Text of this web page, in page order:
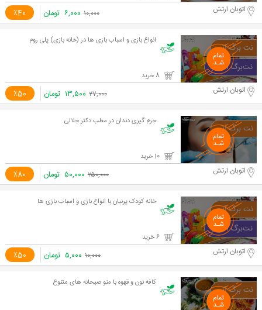
٪40 اتوبان ارتش ۱۰,۰۰۰ ۶,۰۰۰ تومان
انواع بازی و اسباب بازی ها در (خانه بازی) پلی روم
٪50 اتوبان ارتش ۲۷,۰۰۰ ۱۳,۵۰۰ تومان
جرم گیری دندان در مطب دکتر جلالی
٪80 اتوبان ارتش ۲۵۰,۰۰۰ ۵۰,۰۰۰ تومان
خانه کودک پرنیان با انواع بازی و اسباب بازی ها
٪50 اتوبان ارتش ۱۰,۰۰۰ ۵,۰۰۰ تومان
کافه نون و قهوه با منو صبحانه های متنوع